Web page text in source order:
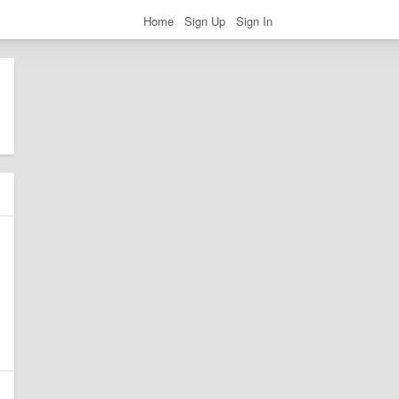
Home Sign Up Sign In